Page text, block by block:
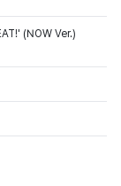
(NOW Ver.)